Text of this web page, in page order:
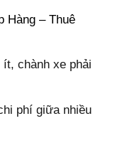
Hàng – Thuê
chành xe phải
phí giữa nhiều